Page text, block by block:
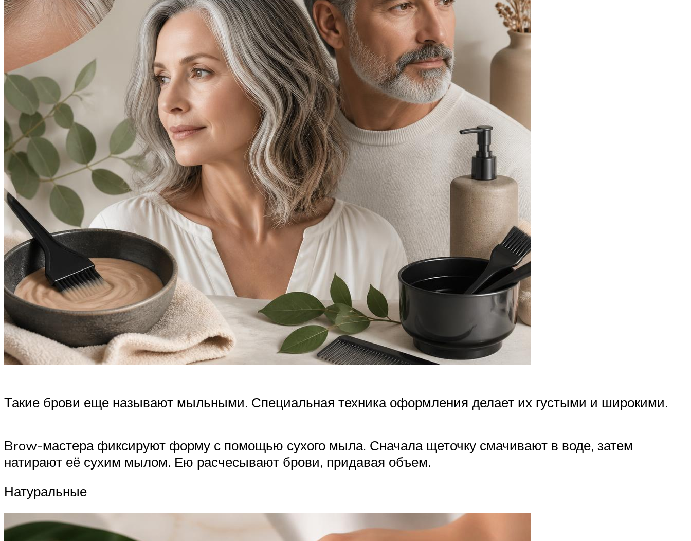
Такие брови еще называют мыльными. Специальная техника оформления делает их густыми и широкими.
Brow-мастера фиксируют форму с помощью сухого мыла. Сначала щеточку смачивают в воде, затем
натирают её сухим мылом. Ею расчесывают брови, придавая объем.
Натуральные